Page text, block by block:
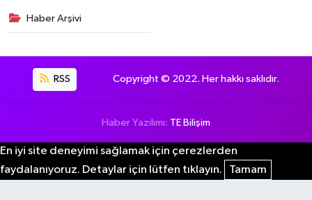
Haber Arşivi
RSS Copyright © 2022. Her hakkı saklıdır.
Haber Yazılımı: TE Bilişim
En iyi site deneyimi sağlamak için çerezlerden
faydalanıyoruz. Detaylar için lütfen tıklayın.
Tamam